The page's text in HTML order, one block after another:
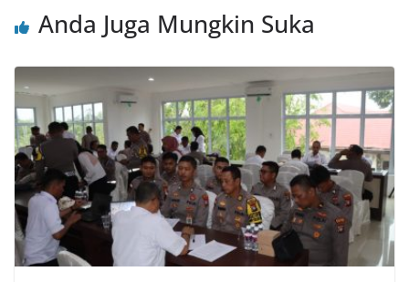
Anda Juga Mungkin Suka